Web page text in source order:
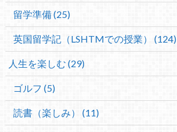
留学準備 (25)
英国留学記（LSHTMでの授業） (124)
人生を楽しむ (29)
ゴルフ (5)
読書（楽しみ） (11)